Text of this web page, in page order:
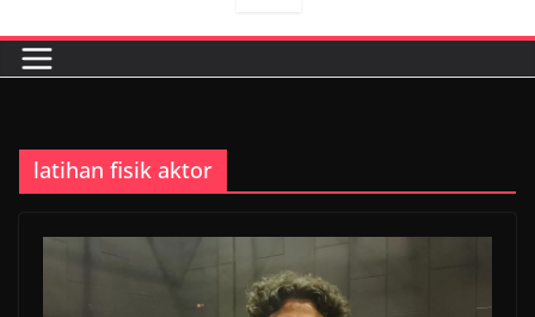
latihan fisik aktor